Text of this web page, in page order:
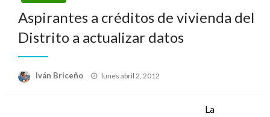
Aspirantes a créditos de vivienda del
Distrito a actualizar datos
Iván Briceño
Publicado
lunes abril 2, 2012
La